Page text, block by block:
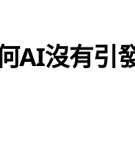
AI沒有引